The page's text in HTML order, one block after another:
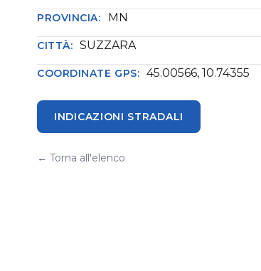
PROVINCIA: MN
CITTÀ: SUZZARA
COORDINATE GPS: 45.00566, 10.74355
INDICAZIONI STRADALI
← Torna all'elenco